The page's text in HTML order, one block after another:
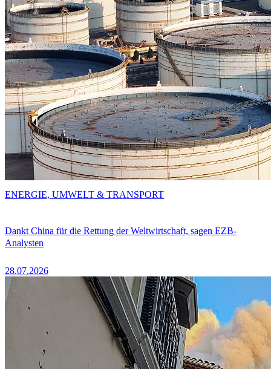
Dankt China für die Rettung der Weltwirtschaft, sagen EZB-
Analysten
28.07.2026
ENERGIE, UMWELT & TRANSPORT